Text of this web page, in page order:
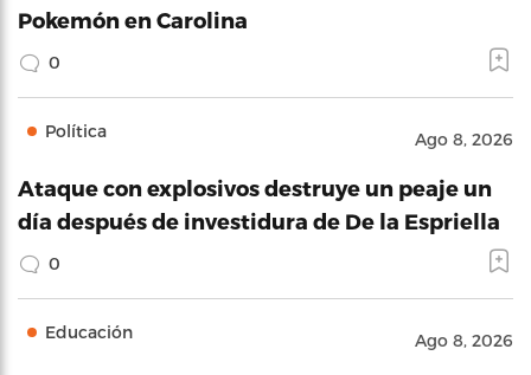
Pokemón en Carolina
0
Política Ago 8, 2026
Ataque con explosivos destruye un peaje un
día después de investidura de De la Espriella
0
Educación Ago 8, 2026